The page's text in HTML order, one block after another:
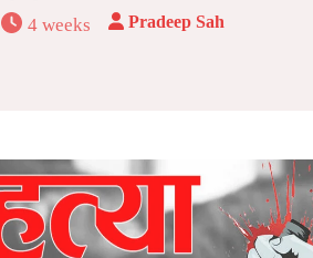
4 weeks Pradeep Sah